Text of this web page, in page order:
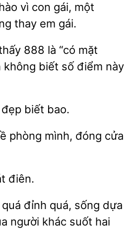
vì con
một
thay gái.
888 là “có mặt
biết
điểm này
mình, đóng
đỉnh quá,
dựa
người khác suốt hai